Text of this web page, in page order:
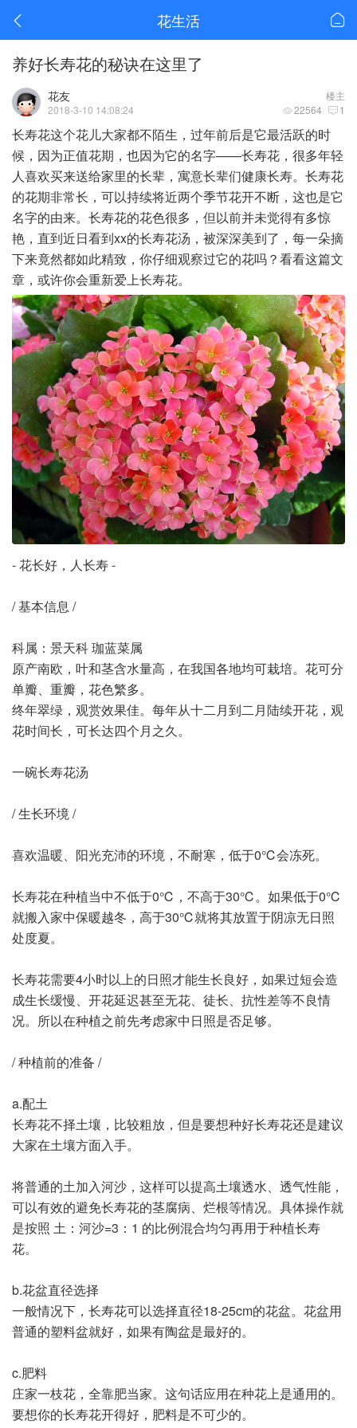
花生活
养好长寿花的秘诀在这里了
楼主
花友
22564 1
2018-3-10 14:08:24
长寿花这个花儿大家都不陌生，过年前后是它最活跃的时
候，因为正值花期，也因为它的名字——长寿花，很多年轻
人喜欢买来送给家里的长辈，寓意长辈们健康长寿。长寿花
的花期非常长，可以持续将近两个季节花开不断，这也是它
名字的由来。长寿花的花色很多，但以前并未觉得有多惊
艳，直到近日看到xx的长寿花汤，被深深美到了，每一朵摘
下来竟然都如此精致，你仔细观察过它的花吗？看看这篇文
章，或许你会重新爱上长寿花。
- 花长好，人长寿 -
/ 基本信息 /
科属：景天科 珈蓝菜属
原产南欧，叶和茎含水量高，在我国各地均可栽培。花可分
单瓣、重瓣，花色繁多。
终年翠绿，观赏效果佳。每年从十二月到二月陆续开花，观
花时间长，可长达四个月之久。
一碗长寿花汤
/ 生长环境 /
喜欢温暖、阳光充沛的环境，不耐寒，低于0℃会冻死。
长寿花在种植当中不低于0℃，不高于30℃。如果低于0℃
就搬入家中保暖越冬，高于30℃就将其放置于阴凉无日照
处度夏。
长寿花需要4小时以上的日照才能生长良好，如果过短会造
成生长缓慢、开花延迟甚至无花、徒长、抗性差等不良情
况。所以在种植之前先考虑家中日照是否足够。
/ 种植前的准备 /
a.配土
长寿花不择土壤，比较粗放，但是要想种好长寿花还是建议
大家在土壤方面入手。
将普通的土加入河沙，这样可以提高土壤透水、透气性能，
可以有效的避免长寿花的茎腐病、烂根等情况。具体操作就
是按照 土：河沙=3：1 的比例混合均匀再用于种植长寿
花。
b.花盆直径选择
一般情况下，长寿花可以选择直径18-25cm的花盆。花盆用
普通的塑料盆就好，如果有陶盆是最好的。
c.肥料
庄家一枝花，全靠肥当家。这句话应用在种花上是通用的。
要想你的长寿花开得好，肥料是不可少的。